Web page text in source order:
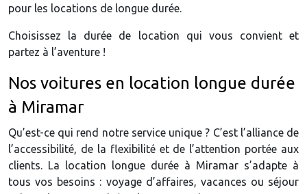
pour les locations de longue durée.
Choisissez la durée de location qui vous convient et
partez à l’aventure !
Nos voitures en location longue durée
à Miramar
Qu’est-ce qui rend notre service unique ? C’est l’alliance de
l’accessibilité, de la flexibilité et de l’attention portée aux
clients. La location longue durée à Miramar s’adapte à
tous vos besoins : voyage d’affaires, vacances ou séjour